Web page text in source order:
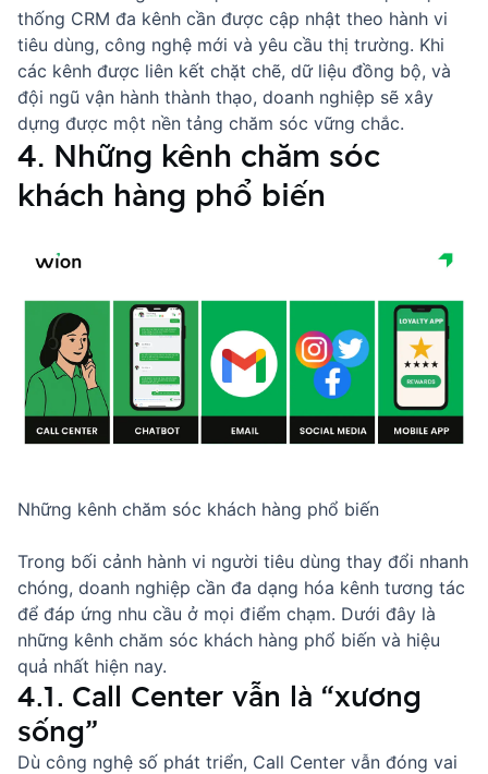
thống CRM đa kênh cần được cập nhật theo hành vi
tiêu dùng, công nghệ mới và yêu cầu thị trường. Khi
các kênh được liên kết chặt chẽ, dữ liệu đồng bộ, và
đội ngũ vận hành thành thạo, doanh nghiệp sẽ xây
dựng được một nền tảng chăm sóc vững chắc.
4. Những kênh chăm sóc
khách hàng phổ biến
Những kênh chăm sóc khách hàng phổ biến
Trong bối cảnh hành vi người tiêu dùng thay đổi nhanh
chóng, doanh nghiệp cần đa dạng hóa kênh tương tác
để đáp ứng nhu cầu ở mọi điểm chạm. Dưới đây là
những kênh chăm sóc khách hàng phổ biến và hiệu
quả nhất hiện nay.
4.1. Call Center vẫn là “xương
sống”
Dù công nghệ số phát triển, Call Center vẫn đóng vai